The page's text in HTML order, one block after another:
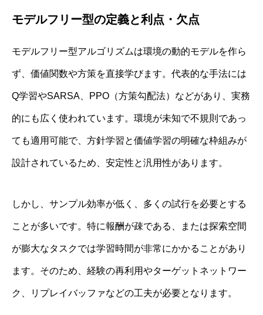
モデルフリー型の定義と利点・欠点
モデルフリー型アルゴリズムは環境の動的モデルを作ら
ず、価値関数や方策を直接学びます。代表的な手法には
Q学習やSARSA、PPO（方策勾配法）などがあり、実務
的にも広く使われています。環境が未知で不規則であっ
ても適用可能で、方針学習と価値学習の明確な枠組みが
設計されているため、安定性と汎用性があります。
しかし、サンプル効率が低く、多くの試行を必要とする
ことが多いです。特に報酬が疎である、または探索空間
が膨大なタスクでは学習時間が非常にかかることがあり
ます。そのため、経験の再利用やターゲットネットワー
ク、リプレイバッファなどの工夫が必要となります。